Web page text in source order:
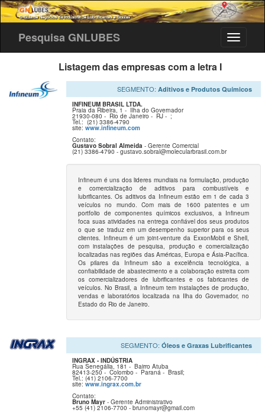
Pesquisa GNLUBES
Listagem das empresas com a letra I
SEGMENTO:Aditivos e Produtos Químicos
INFINEUM BRASIL LTDA.
Praia da Ribeira, 1 - Ilha do Governador
21930-080 - Rio de Janeiro - RJ - ;
Tel.: (21) 3386-4790
site: www.infineum.com
Contato:
Gustavo Sobral Almeida - Gerente Comercial
(21) 3386-4790 - gustavo.sobral@molecularbrasil.com.br
Infineum é uns dos lideres mundiais na formulação, produção
e comercialização de aditivos para combustíveis e
lubrificantes. Os aditivos da Infineum estão em 1 de cada 3
veículos no mundo. Com mais de 1600 patentes e um
portfolio de componentes químicos exclusivos, a Infineum
foca suas atividades na entrega confiável dos seus produtos
o que se traduz em um desempenho superior para os seus
clientes. Infineum é um joint-venture da ExxonMobil e Shell,
com instalações de pesquisa, produção e comercialização
localizadas nas regiões das Américas, Europa e Ásia-Pacífica.
Os pilares da Infineum são a excelência tecnológica, a
confiabilidade de abastecimento e a colaboração estreita com
os comercializadores de lubrificantes e os fabricantes de
veículos. No Brasil, a Infineum tem instalações de produção,
vendas e laboratórios localizada na Ilha do Governador, no
Estado do Rio de Janeiro.
SEGMENTO:Óleos e Graxas Lubrificantes
INGRAX - INDÚSTRIA
Rua Senegália, 181 - Bairro Atuba
82413-250 - Colombo - Paraná - Brasil;
Tel.: (41) 2106-7700
site: www.ingrax.com.br
Contato:
Bruno Mayr - Gerente Administrativo
+55 (41) 2106-7700 - brunomayr@gmail.com